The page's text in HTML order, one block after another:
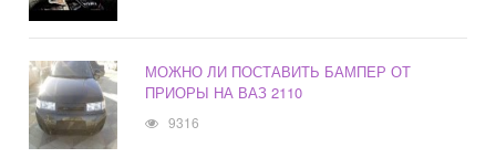
МОЖНО ЛИ ПОСТАВИТЬ БАМПЕР ОТ
ПРИОРЫ НА ВАЗ 2110
9316